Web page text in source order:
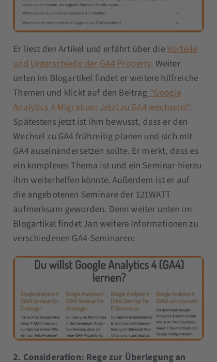
Er liest den Artikel und erfährt über dieVorteile
und Unterschiede der GA4 Property. Weiter
unten im Blogartikel findet er weitere hilfreiche
Themen und klickt auf den Beitrag“Google
Analytics 4 Migration: Jetzt zu GA4 wechseln!“.
Spätestens jetzt ist ihm bewusst, dass er den
Wechsel zu GA4 frühzeitig planen und sich mit
GA4 auseinandersetzen sollte. Er merkt, dass es
ein komplexes Thema ist und ein Seminar hierzu
ihm weiterhelfen könnte. Außerdem ist er auf
die angebotenen Seminare der 121WATT
aufmerksam geworden. Denn weiter unten im
Blogartikel findet Jan weitere Informationen zu
verschiedenen GA4-Seminaren:
2. Consideration: Rege zur Überlegung an